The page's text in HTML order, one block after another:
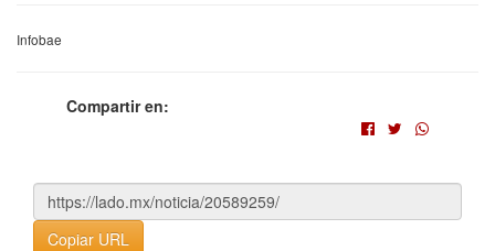
Infobae
Compartir en:
Copiar URL